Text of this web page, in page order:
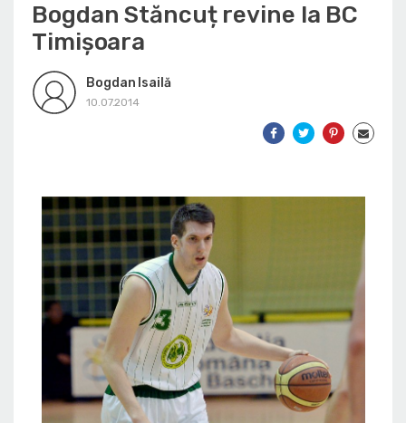
Bogdan Stăncuț revine la BC
Timișoara
Bogdan Isailă
10.07.2014